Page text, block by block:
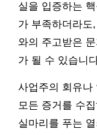
실을 입증하는
가 부족하더라도
와의 주고받은
가 될 수 있습니
사업주의 회유나
모든 증거를 수
실마리를 푸는